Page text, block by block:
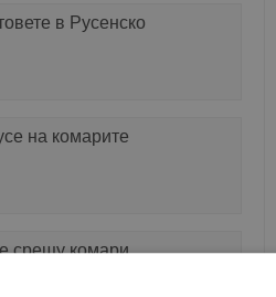
в Русенско
на комарите
срещу комари